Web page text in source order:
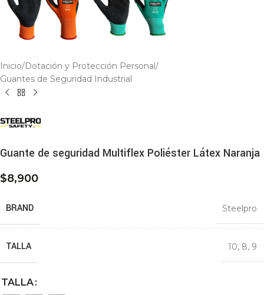
Inicio/Dotación y Protección Personal /
Guantes de Seguridad Industrial
Guante de seguridad Multiflex Poliéster Látex Naranja
$8,900
BRAND Steelpro
TALLA 10, 8, 9
TALLA